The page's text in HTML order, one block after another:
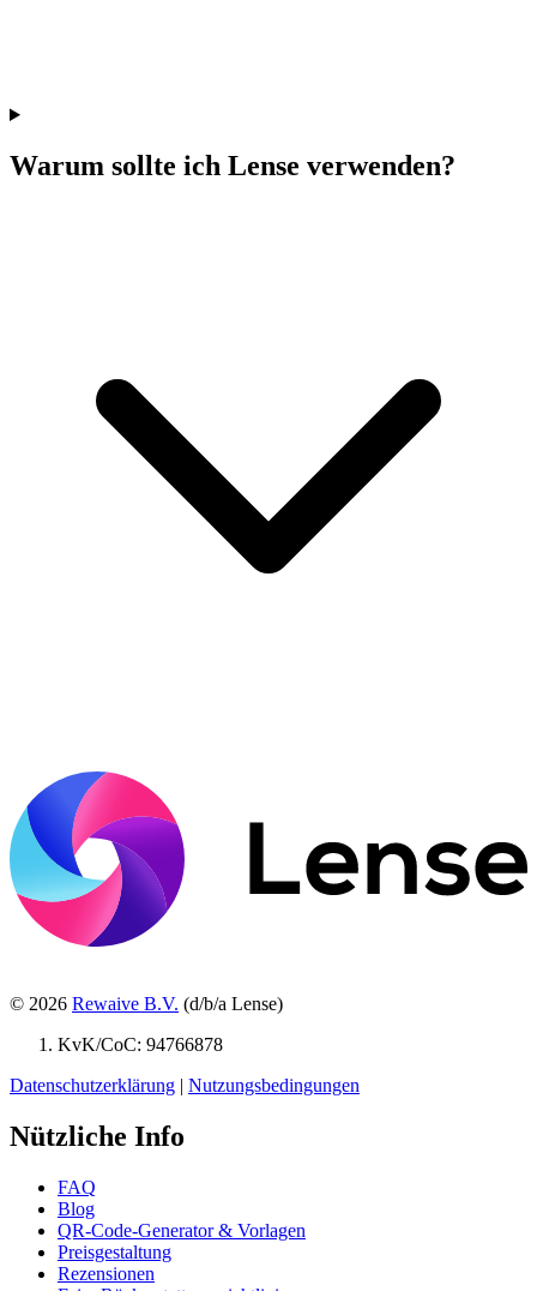
Warum sollte ich Lense verwenden?
© 2026 Rewaive B.V. (d/b/a Lense)
KvK/CoC: 94766878
Datenschutzerklärung | Nutzungsbedingungen
Nützliche Info
FAQ
Blog
QR-Code-Generator & Vorlagen
Preisgestaltung
Rezensionen